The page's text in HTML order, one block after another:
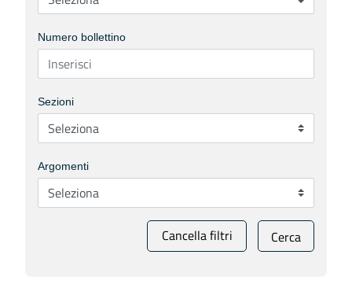
Numero bollettino
Sezioni
Argomenti
Cancella filtri Cerca